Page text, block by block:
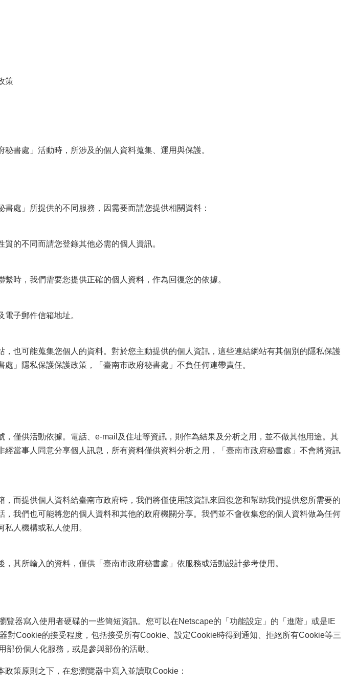
策
書處」活動時，所涉及的個人資料蒐集、運用與保護。
處」所提供的不同服務，因需要而請您提供相關資料：
的不同而請您登錄其他必需的個人資訊。
時，我們需要您提供正確的個人資料，作為回復您的依據。
子郵件信箱地址。
也可能蒐集您個人的資料。對於您主動提供的個人資訊，這些連結網站有其個別的隱私保護
」隱私保護保護政策，「臺南市政府秘書處」不負任何連帶責任。
僅供活動依據。電話、e-mail及住址等資訊，則作為結果及分析之用，並不做其他用途。其
當事人同意分享個人訊息，所有資料僅供資料分析之用，「臺南市政府秘書處」不會將資訊
而提供個人資料給臺南市政府時，我們將僅使用該資訊來回復您和幫助我們提供您所需要的
我們也可能將您的個人資料和其他的政府機關分享。我們並不會收集您的個人資料做為任何
人機構或私人使用。
其所輸入的資料，僅供「臺南市政府秘書處」依服務或活動設計參考使用。
覽器寫入使用者硬碟的一些簡短資訊。您可以在Netscape的「功能設定」的「進階」或是IE
對Cookie的接受程度，包括接受所有Cookie、設定Cookie時得到通知、拒絕所有Cookie等三
份個人化服務，或是參與部份的活動。
策原則之下，在您瀏覽器中寫入並讀取Cookie：